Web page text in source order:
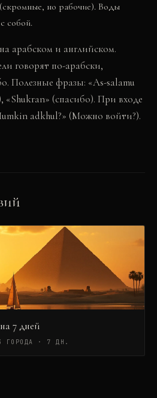
но рабочие). Воды
собой.
арабском и английском.
говорят по-арабски,
Полезные фразы: «As-salamu
«Shukran» (спасибо). При входе
adkhul?» (Можно войти?).
7 дней
ГОРОДА · 7 ДН.